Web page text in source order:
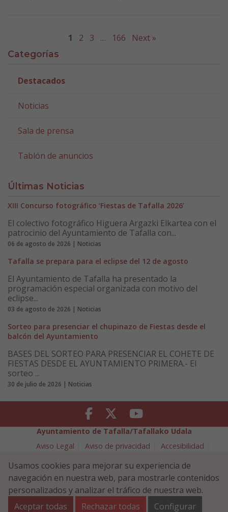
1 2 3 … 166 Next »
Categorías
Destacados
Noticias
Sala de prensa
Tablón de anuncios
Últimas Noticias
XIII Concurso fotográfico ‘Fiestas de Tafalla 2026’
El colectivo fotográfico Higuera Argazki Elkartea con el
patrocinio del Ayuntamiento de Tafalla con...
06 de agosto de 2026 | Noticias
Tafalla se prepara para el eclipse del 12 de agosto
El Ayuntamiento de Tafalla ha presentado la
programación especial organizada con motivo del
eclipse...
03 de agosto de 2026 | Noticias
Sorteo para presenciar el chupinazo de Fiestas desde el
balcón del Ayuntamiento
BASES DEL SORTEO PARA PRESENCIAR EL COHETE DE
FIESTAS DESDE EL AYUNTAMIENTO PRIMERA.- El
sorteo ...
30 de julio de 2026 | Noticias
Facebook Twitter Youtube
Ayuntamiento de Tafalla/Tafallako Udala
Aviso Legal
Aviso de privacidad
Accesibilidad
Política de Seguridad de la Información
Plaza Navarra 5 - 31300 Tafalla (NAVARRA)
948 70 18 11
ayuntamiento@tafalla.es
Usamos cookies para mejorar su experiencia de
navegación en nuestra web, para mostrarle contenidos
personalizados y analizar el tráfico de nuestra web.
Aceptar todas
Rechazar todas Configurar